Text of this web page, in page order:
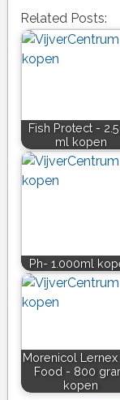
Related Posts:
Fish Protect -
ml kopen
Ph- 1.000ml
Morenicol Lernex
Food - 800
kopen